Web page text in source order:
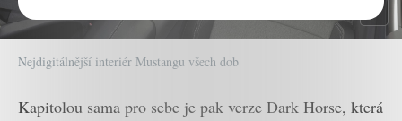
Nejdigitálnější interiér Mustangu všech dob
Kapitolou sama pro sebe je pak verze Dark Horse, která